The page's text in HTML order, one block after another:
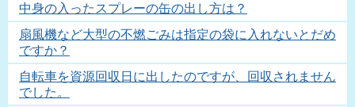
中身の入ったスプレーの缶の出し方は？
扇風機など大型の不燃ごみは指定の袋に入れないとだめ
ですか？
自転車を資源回収日に出したのですが、回収されません
でした。